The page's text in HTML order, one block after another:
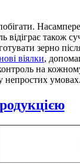
також
зерно
віялки,
на
непростих умовах.